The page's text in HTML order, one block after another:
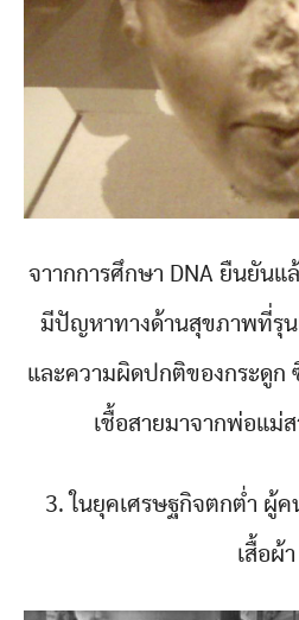
จาากการศึกษา DNA ยืนยันแ
มีปัญหาทางด้านสุขภาพที่รุน
และความผิดปกติของกระดูก
เชื้อสายมาจากพ่อแม่ส
3. ในยุคเศรษฐกิจตกต่ำ ผู้
เสื้อผ้า